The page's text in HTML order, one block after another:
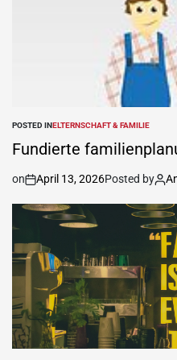
POSTED INELTERNSCHAFT & FAMILIE
Fundierte
on April 13, 2026Posted by